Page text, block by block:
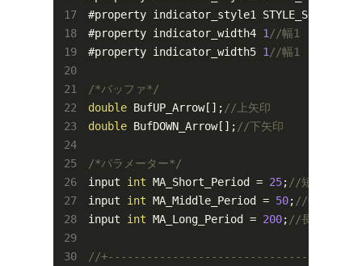
#property indicator_style1 STYLE_SOLID
#property indicator_width4 1//幅1
#property indicator_width5 1//幅1
/*バッファ*/
double BufUP_Arrow[]; //上矢印
double BufDOWN_Arrow[]; //下矢印
/*パラメーター*/
input int MA_Short_Period = 25; //短期移動平
input int MA_Middle_Period = 50; //中期移動
input int MA_Long_Period = 200; //長期移動平
//